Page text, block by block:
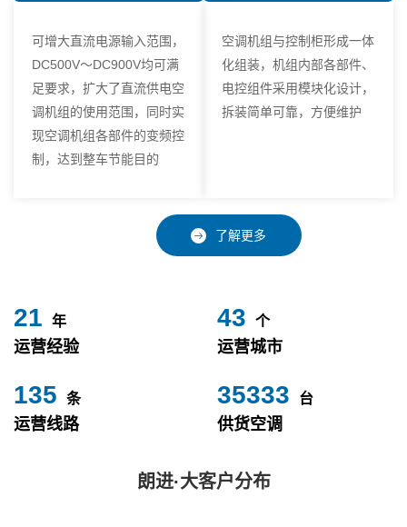
可增大直流电源输入范围，
DC500V～DC900V均可满
足要求，扩大了直流供电空
调机组的使用范围，同时实
现空调机组各部件的变频控
制，达到整车节能目的
空调机组与控制柜形成一体
化组装，机组内部各部件、
电控组件采用模块化设计，
拆装简单可靠，方便维护
了解更多
24 年
运营经验
49 个
运营城市
153 条
运营线路
40000 台
供货空调
朗进·大客户分布